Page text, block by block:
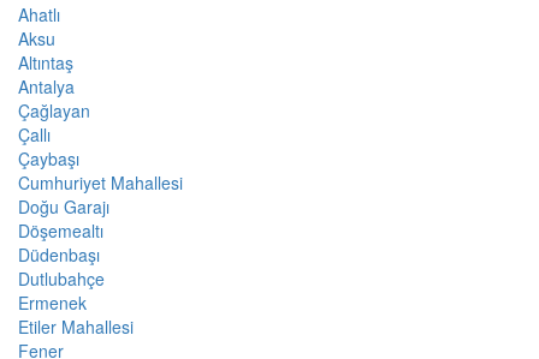
Ahatlı
Aksu
Altıntaş
Antalya
Çağlayan
Çallı
Çaybaşı
Cumhuriyet Mahallesi
Doğu Garajı
Döşemealtı
Düdenbaşı
Dutlubahçe
Ermenek
Etiler Mahallesi
Fener